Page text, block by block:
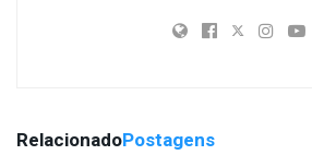
RelacionadoPostagens